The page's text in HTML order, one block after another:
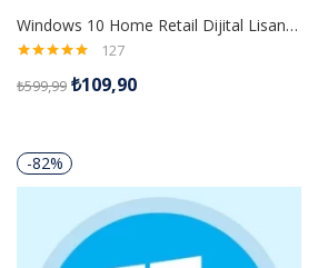
Windows 10 Home Retail Dijital Lisans Anahtarı
5.00oy aldı
127
₺599,99 ₺109,90
-82%